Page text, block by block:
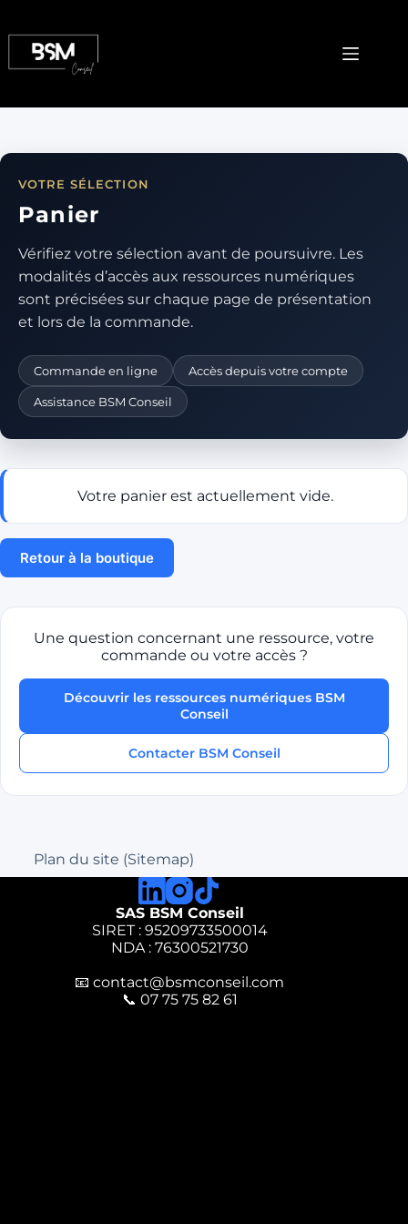
VOTRE SÉLECTION
Panier
Vérifiez votre sélection avant de poursuivre. Les
modalités d’accès aux ressources numériques
sont précisées sur chaque page de présentation
et lors de la commande.
Commande en ligne Accès depuis votre compte
Assistance BSM Conseil
Votre panier est actuellement vide.
Retour à la boutique
Une question concernant une ressource, votre
commande ou votre accès ?
Découvrir les ressources numériques BSM
Conseil
Contacter BSM Conseil
Plan du site (Sitemap)
SAS BSM Conseil
SIRET : 95209733500014
NDA : 76300521730
📧contact@bsmconseil.com
📞 07 75 75 82 61